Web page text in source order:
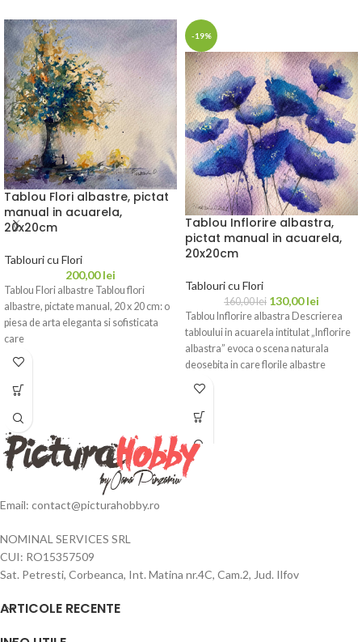
Tablou Flori albastre, pictat
manual in acuarela,
20x20cm
Tablouri cu Flori
200,00lei
Tablou Flori albastre Tablou flori
albastre, pictate manual, 20 x 20 cm: o
piesa de arta eleganta si sofisticata
care
-19%
Tablou Inflorire albastra,
pictat manual in acuarela,
20x20cm
Tablouri cu Flori
160,00lei 130,00lei
Tablou Inflorire albastra Descrierea
tabloului in acuarela intitulat „Inflorire
albastra” evoca o scena naturala
deosebita in care florile albastre
stralucesc
Email: contact@picturahobby.ro
NOMINAL SERVICES SRL
CUI: RO15357509
Sat. Petresti, Corbeanca, Int. Matina nr.4C, Cam.2, Jud. Ilfov
ARTICOLE RECENTE